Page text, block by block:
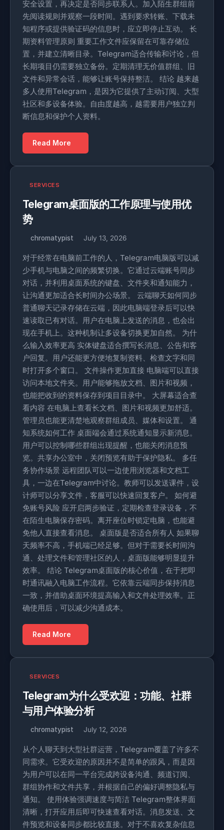
安全设置，再决定是否同步联系人。加入陌生群组前
先阅读规则并观察一段时间。遇到要求转账、下载未
知程序或提供验证码的信息时，应立即停止互动。 长
期资料管理原则 重要工作文件应保留在可靠存储位
置，并建立清晰目录。Telegram适合传输和讨论，但
长期项目仍需要独立备份。定期清理无价值群组、旧
文件和异常会话，能够让账号保持整洁。 结论 越来越
多人使用Telegram，是因为它提供了主动订阅、大型
社区和多设备体验。自由度越高，越需要用户独立判
断信息和保护个人资料。
Read More
SERVICES
Telegram桌面版的工作原理与使用优
势
chromatypist July 13, 2026
对于经常在电脑前工作的人，Telegram电脑版可以减
少手机与电脑之间的频繁切换。它通过云端账号同步
对话，并利用桌面系统的键盘、文件夹和通知能力，
让沟通更加适合长时间办公场景。 云端聊天如何同步
普通聊天记录存储在云端，因此电脑端登录后可以快
速读取已有对话。用户在电脑上发送的消息，也会出
现在手机上。这种机制让多设备切换更加自然。 为什
么输入效率更高 实体键盘适合撰写长消息、公告和客
户回复。用户还能更方便地复制资料、检查文字和同
时打开多个窗口。 文件操作更加直接 电脑端可以直接
访问本地文件夹。用户能够拖放文档、图片和视频，
也能把收到的资料保存到项目目录中。 大屏幕适合查
看内容 在电脑上查看长文档、图片和视频更加舒适。
管理员也能更清楚地观察群组成员、媒体和设置。 通
知系统如何工作 桌面端会通过系统通知显示新消息。
用户可以控制哪些群组出现提醒，也能关闭消息预
览。共享办公室中，关闭预览有助于保护隐私。 多任
务协作场景 远程团队可以一边使用浏览器和文档工
具，一边在Telegram中讨论。教师可以发送课件，设
计师可以分享文件，客服可以快速回复客户。 如何避
免账号风险 应开启两步验证，定期检查登录设备，不
在陌生电脑保存密码。离开座位时锁定电脑，也能避
免他人直接查看消息。 桌面版是否适合所有人 如果聊
天频率不高，手机端已经足够。但对于需要长时间沟
通、处理文件和管理社区的人，桌面版能够明显提升
效率。 结论 Telegram桌面版的核心价值，在于把即
时通讯融入电脑工作流程。它依靠云端同步保持消息
一致，并借助桌面环境提高输入和文件处理效率。正
确使用后，可以减少沟通成本。
Read More
SERVICES
Telegram为什么受欢迎：功能、社群
与用户体验分析
chromatypist July 12, 2026
从个人聊天到大型社群运营，Telegram覆盖了许多不
同需求。它受欢迎的原因并不是简单的跟风，而是因
为用户可以在同一平台完成跨设备沟通、频道订阅、
群组协作和文件共享，并根据自己的偏好调整隐私与
通知。 使用体验强调速度与简洁 Telegram整体界面
清晰，打开应用后即可快速查看对话。消息发送、文
件预览和设备同步都比较直接。对于不喜欢复杂信息